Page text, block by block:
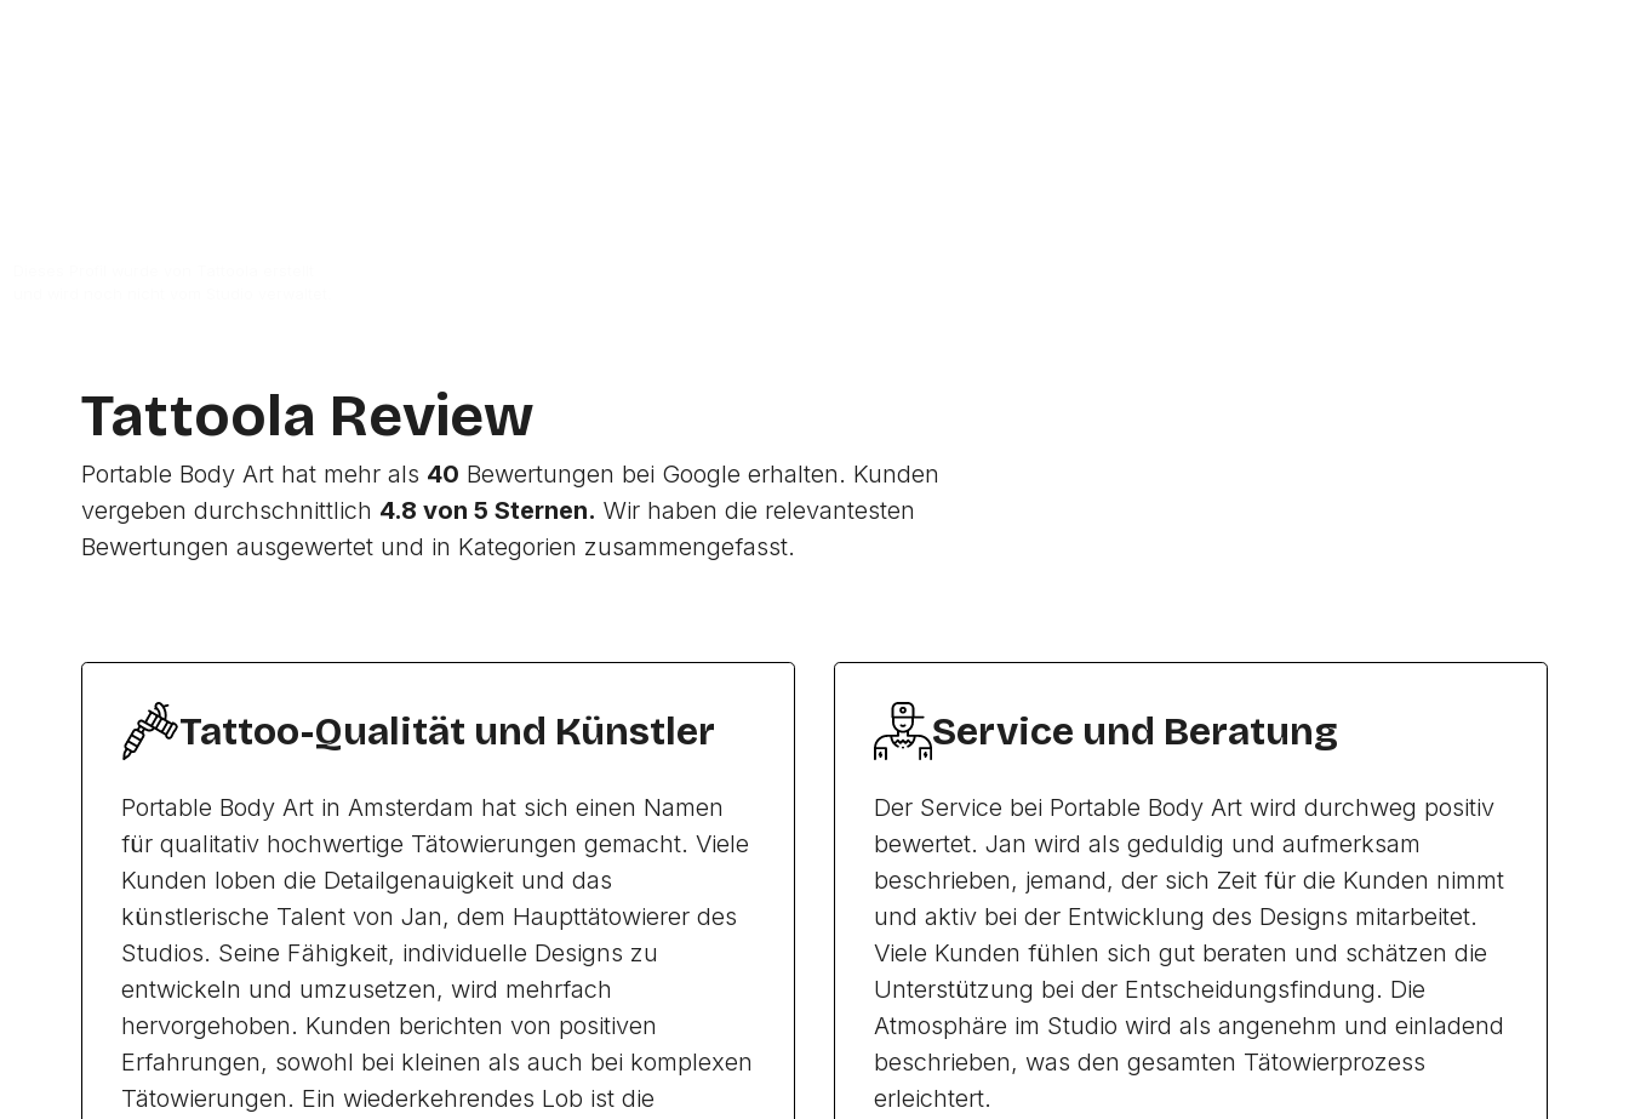
Tattoola Review
Portable Body Art hat mehr als 40 Bewertungen bei Google erhalten. Kunden
vergeben durchschnittlich 4.8 von 5 Sternen. Wir haben die relevantesten
Bewertungen ausgewertet und in Kategorien zusammengefasst.
Tattoo-Qualität und Künstler
Portable Body Art in Amsterdam hat sich einen Namen
für qualitativ hochwertige Tätowierungen gemacht. Viele
Kunden loben die Detailgenauigkeit und das
künstlerische Talent von Jan, dem Haupttätowierer des
Studios. Seine Fähigkeit, individuelle Designs zu
entwickeln und umzusetzen, wird mehrfach
hervorgehoben. Kunden berichten von positiven
Erfahrungen, sowohl bei kleinen als auch bei komplexen
Tätowierungen. Ein wiederkehrendes Lob ist die
Service und Beratung
Der Service bei Portable Body Art wird durchweg positiv
bewertet. Jan wird als geduldig und aufmerksam
beschrieben, jemand, der sich Zeit für die Kunden nimmt
und aktiv bei der Entwicklung des Designs mitarbeitet.
Viele Kunden fühlen sich gut beraten und schätzen die
Unterstützung bei der Entscheidungsfindung. Die
Atmosphäre im Studio wird als angenehm und einladend
beschrieben, was den gesamten Tätowierprozess
erleichtert.